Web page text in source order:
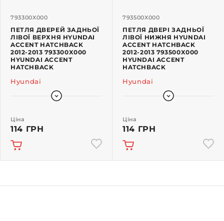
793300X000
ПЕТЛЯ ДВЕРЕЙ ЗАДНЬОЇ
ЛІВОЇ ВЕРХНЯ HYUNDAI
ACCENT HATCHBACK
2012-2013 793300X000
HYUNDAI ACCENT
HATCHBACK
Hyundai
Ціна
114 ГРН
793500X000
ПЕТЛЯ ДВЕРІ ЗАДНЬОЇ
ЛІВОЇ НИЖНЯ HYUNDAI
ACCENT HATCHBACK
2012-2013 793500X000
HYUNDAI ACCENT
HATCHBACK
Hyundai
Ціна
114 ГРН